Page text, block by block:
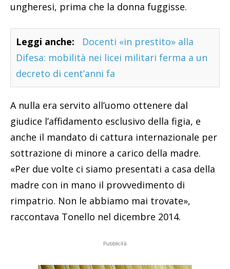
ungheresi, prima che la donna fuggisse.
Leggi anche:
Docenti «in prestito» alla
Difesa: mobilità nei licei militari ferma a un
decreto di cent’anni fa
A nulla era servito all’uomo ottenere dal
giudice l’affidamento esclusivo della figia, e
anche il mandato di cattura internazionale per
sottrazione di minore a carico della madre.
«Per due volte ci siamo presentati a casa della
madre con in mano il provvedimento di
rimpatrio. Non le abbiamo mai trovate»,
raccontava Tonello nel dicembre 2014.
Pubblicità